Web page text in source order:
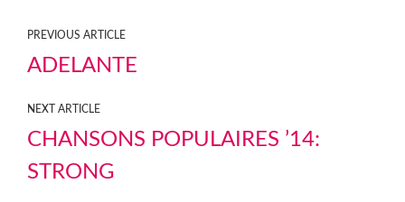
PREVIOUS ARTICLE
ADELANTE
NEXT ARTICLE
CHANSONS POPULAIRES ’14:
STRONG